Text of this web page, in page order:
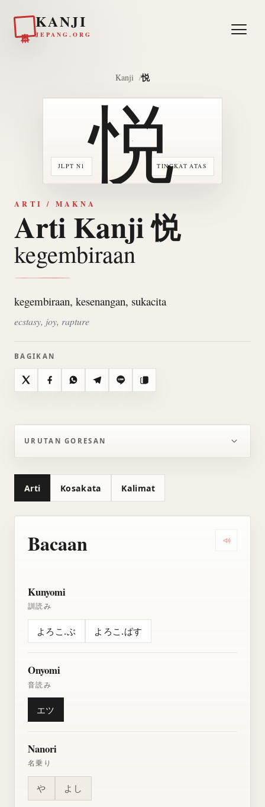
KANJI
JEPANG.ORG
Kanji 悦
JLPT N1 TINGKAT ATAS
悦
ARTI / MAKNA
Arti Kanji 悦
kegembiraan
kegembiraan, kesenangan, sukacita
ecstasy, joy, rapture
BAGIKAN
X FacebookWhatsAppTelegramLine Salin
URUTAN GORESAN
Arti Kosakata Kalimat
Bacaan
Kunyomi
訓読み
よろこ.ぶ よろこ.ばす
Onyomi
音読み
エツ
Nanori
名乗り
や よし